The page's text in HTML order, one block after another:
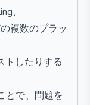
、
複数のプラッ
トしたりする
とで、問題を